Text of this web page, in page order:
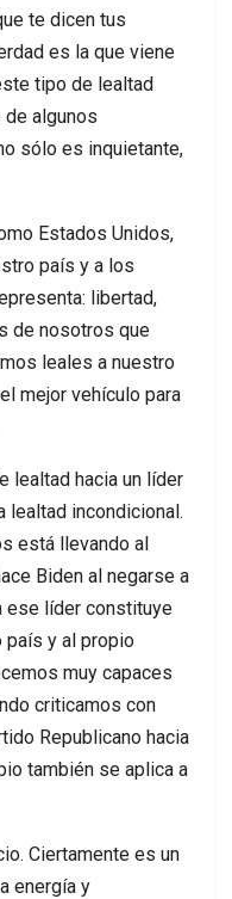
te dicen tus
es la que viene
tipo de lealtad
algunos
sólo es inquietante,
Estados Unidos,
país y a los
libertad,
de nosotros que
leales a nuestro
mejor vehículo para
lealtad hacia un líder
lealtad incondicional.
está llevando al
Biden al negarse a
ese líder constituye
país y al propio
muy capaces
criticamos con
Republicano hacia
también se aplica a
Ciertamente es un
energía y